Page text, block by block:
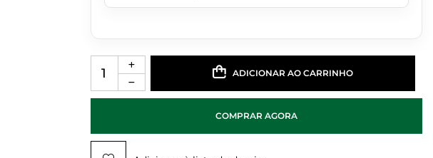
ADICIONAR AO CARRINHO
COMPRAR AGORA